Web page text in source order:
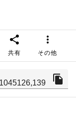
share
共有
more_vert
その他
file_copy